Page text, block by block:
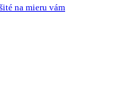
na mieru vám